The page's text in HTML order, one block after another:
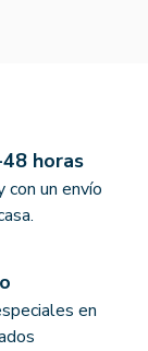
horas
un envío
en